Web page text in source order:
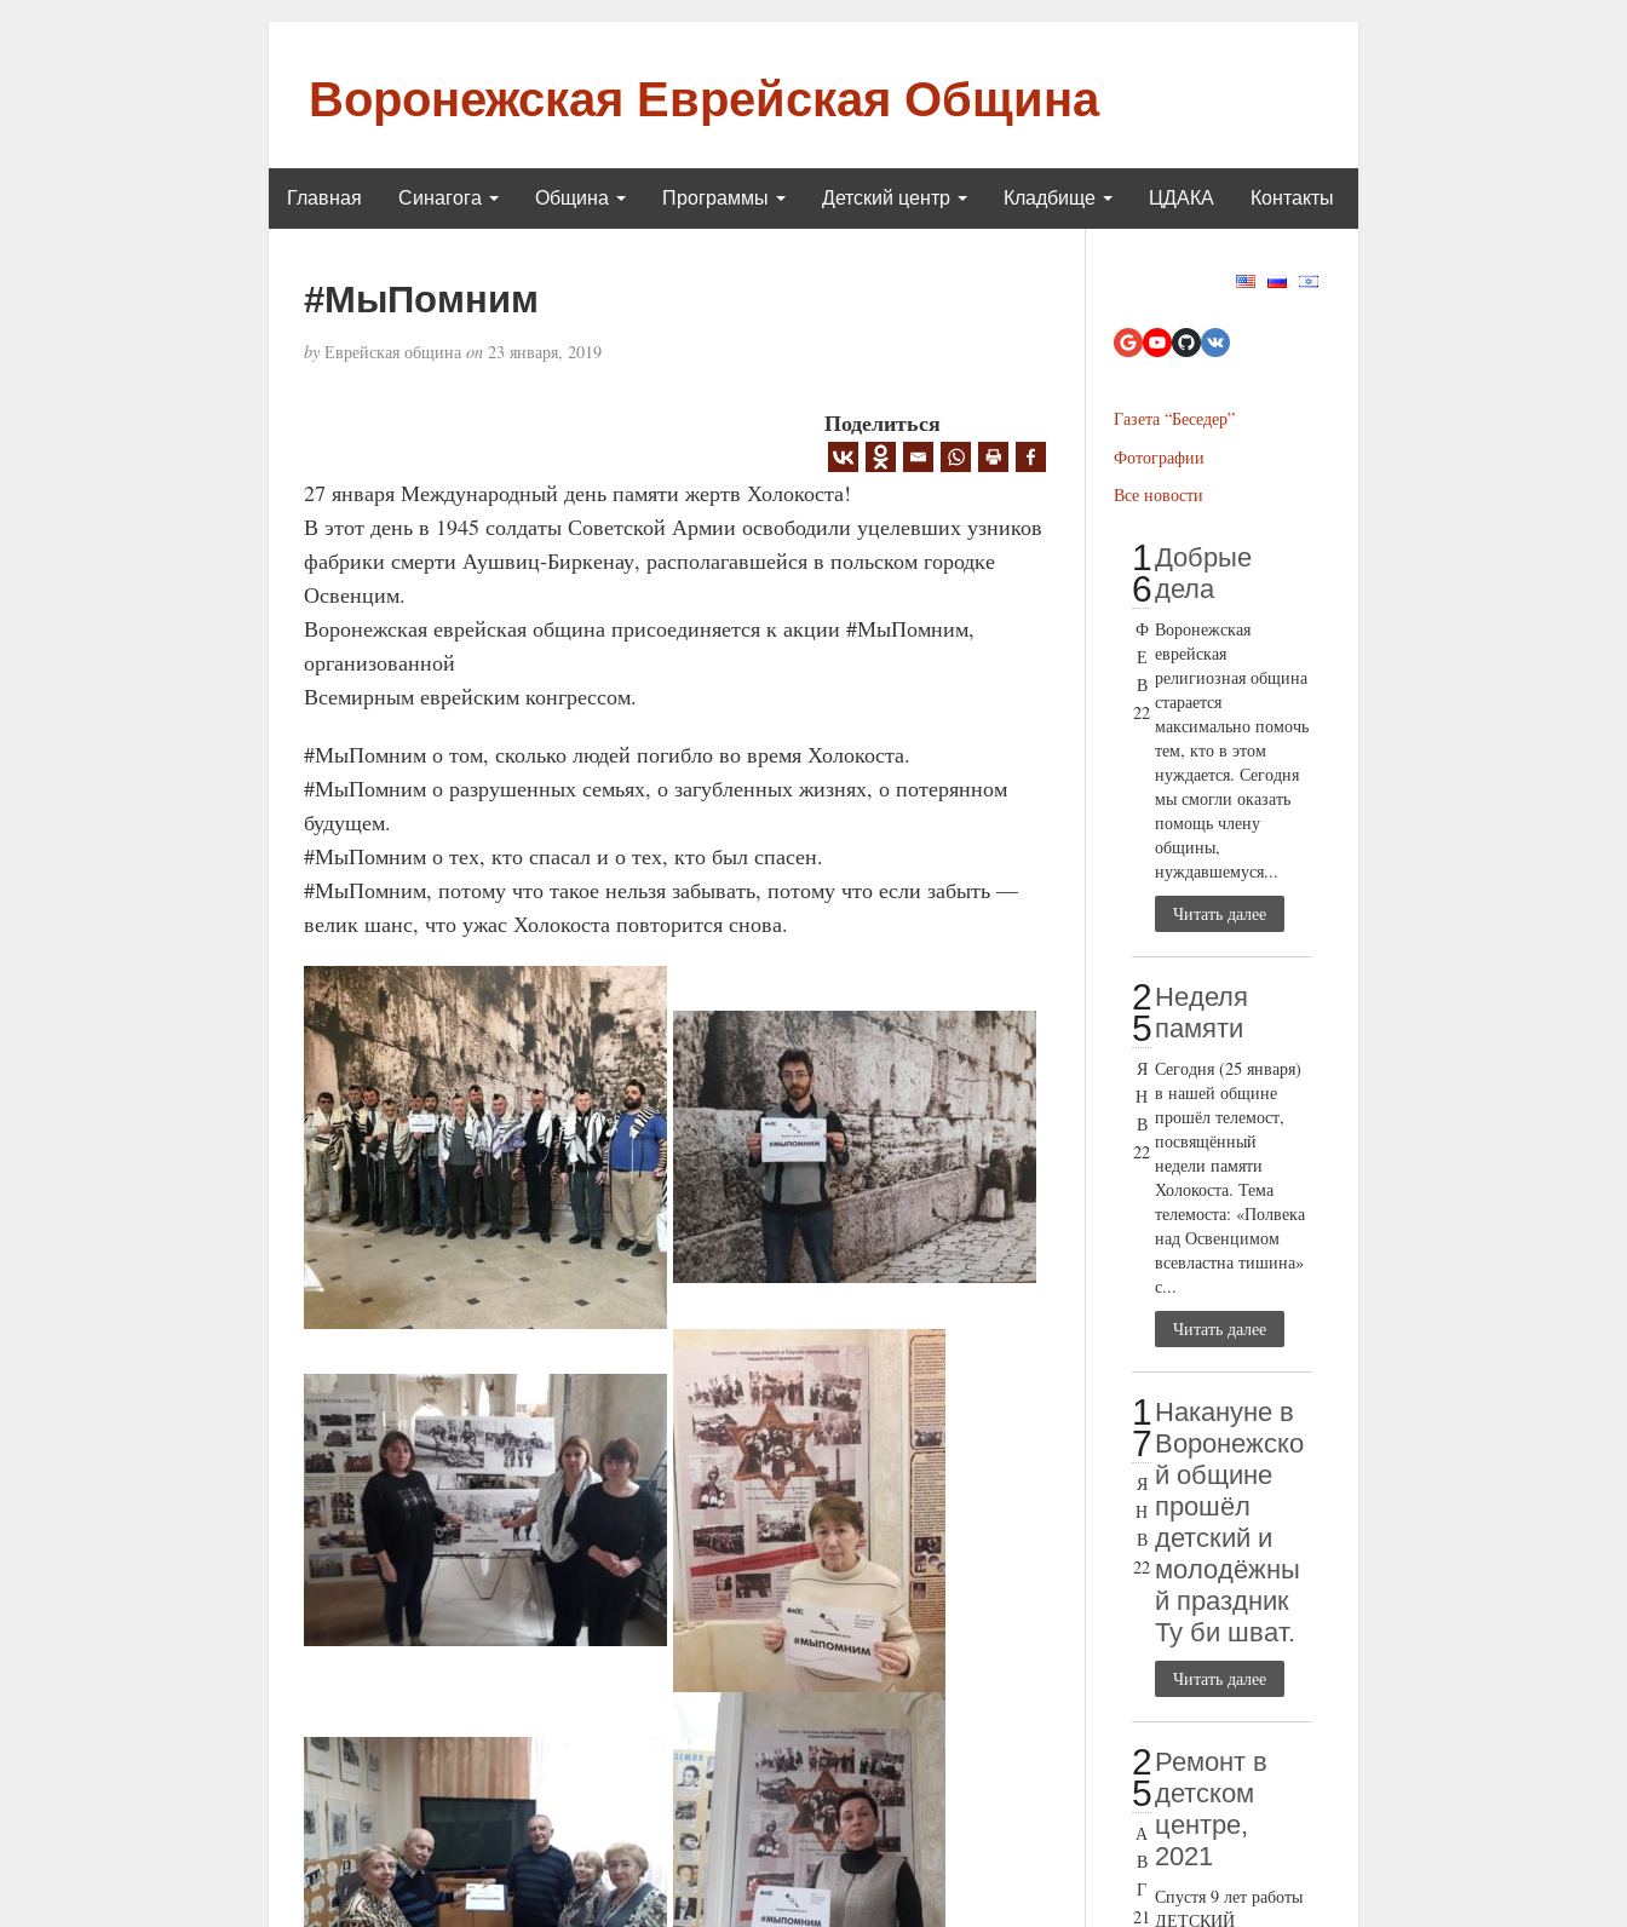
Воронежская Еврейская Община
Главная Синагога Община Программы Детский центр Кладбище ЦДАКА Контакты
#МыПомним
byЕврейская община on23 января, 2019
Поделиться
27 января Международный день памяти жертв Холокоста!
В этот день в 1945 солдаты Советской Армии освободили уцелевших узников
фабрики смерти Аушвиц-Биркенау, располагавшейся в польском городке
Освенцим.
Воронежская еврейская община присоединяется к акции #МыПомним,
организованной
Всемирным еврейским конгрессом.
#МыПомним о том, сколько людей погибло во время Холокоста.
#МыПомним о разрушенных семьях, о загубленных жизнях, о потерянном
будущем.
#МыПомним о тех, кто спасал и о тех, кто был спасен.
#МыПомним, потому что такое нельзя забывать, потому что если забыть —
велик шанс, что ужас Холокоста повторится снова.
Газета “Беседер”
Фотографии
Все новости
1
6
Ф
Е
В
22
Добрые
дела
Воронежская
еврейская
религиозная община
старается
максимально помочь
тем, кто в этом
нуждается. Сегодня
мы смогли оказать
помощь члену
общины,
нуждавшемуся...
Читать далее
2
5
Я
Н
В
22
Неделя
памяти
Сегодня (25 января)
в нашей общине
прошёл телемост,
посвящённый
недели памяти
Холокоста. Тема
телемоста: «Полвека
над Освенцимом
всевластна тишина»
с...
Читать далее
1
7
Я
Н
В
22
Накануне в
Воронежско
й общине
прошёл
детский и
молодёжны
й праздник
Ту би шват.
Читать далее
2
5
А
В
Г
21
Ремонт в
детском
центре,
2021
Спустя 9 лет работы
ДЕТСКИЙ